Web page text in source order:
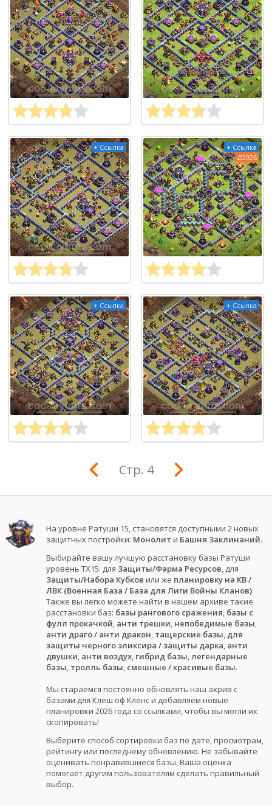
+ Ссылка
+ Ссылка
2026
+ Ссылка + Ссылка
Стр. 4
На уровне Ратуши 15, становятся доступными 2 новых
защитных постройки: Монолит и Башня Заклинаний.
Выбирайте вашу лучшую расстановку базы Ратуши
уровень ТХ15: для Защиты/Фарма Ресурсов, для
Защиты/Набора Кубков или же планировку на КВ /
ЛВК (Военная База / База для Лиги Войны Кланов).
Также вы легко можете найти в нашем архиве такие
расстановки баз: базы рангового сражения, базы с
фулл прокачкой, анти трешки, непобедимые базы,
анти драго / анти дракон, тащерские базы, для
защиты черного эликсира / защиты дарка, анти
двушки, анти воздух, гибрид базы,легендарные
базы, тролль базы, смешные / красивые базы.
Мы стараемся постоянно обновлять наш ахрив с
базами для Клеш оф Кленс и добавляем новые
планировки 2026 года со ссылками, чтобы вы могли их
скопировать!
Выберите способ сортировки баз по дате, просмотрам,
рейтингу или последнему обновлению. Не забывайте
оценивать понравившиеся базы. Ваша оценка
помогает другим пользователям сделать правильный
выбор.